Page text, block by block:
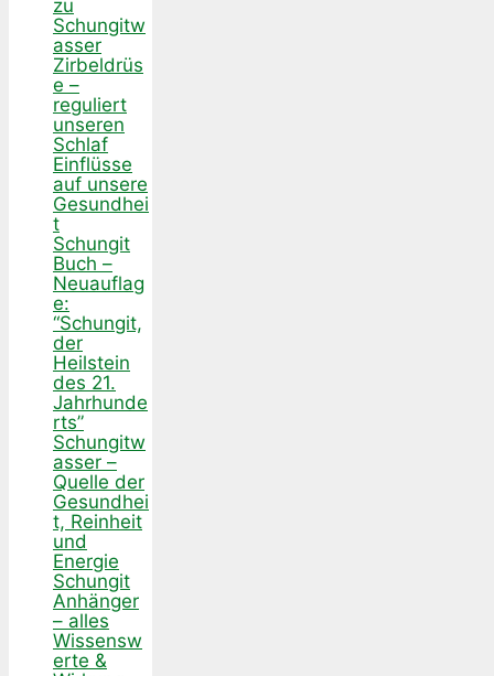
zu
Schungitw
asser
Zirbeldrüs
e –
reguliert
unseren
Schlaf
Einflüsse
auf unsere
Gesundhei
t
Schungit
Buch –
Neuauflag
e:
“Schungit,
der
Heilstein
des 21.
Jahrhunde
rts”
Schungitw
asser –
Quelle der
Gesundhei
t, Reinheit
und
Energie
Schungit
Anhänger
– alles
Wissensw
erte &